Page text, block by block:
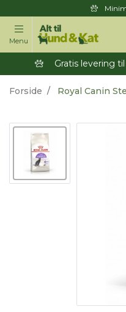
Menu
Gratis levering
Forside Royal Canin